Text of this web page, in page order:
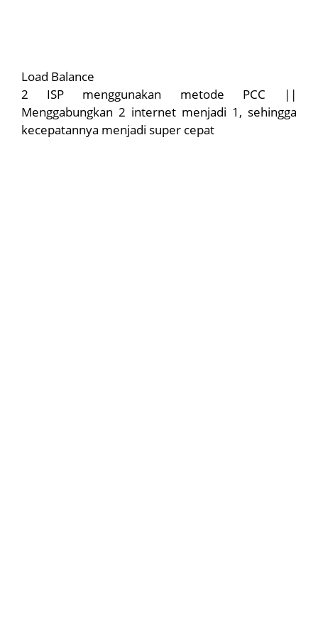
Load Balance
2 ISP menggunakan metode PCC ||
Menggabungkan 2 internet menjadi 1, sehingga
kecepatannya menjadi super cepat